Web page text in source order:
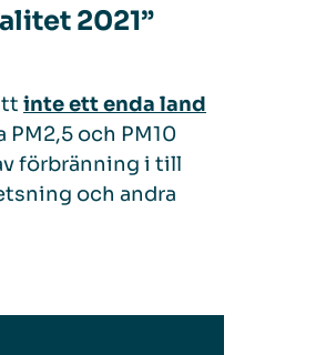
2021”
inte ett enda land
och PM10
förbränning i till
och andra